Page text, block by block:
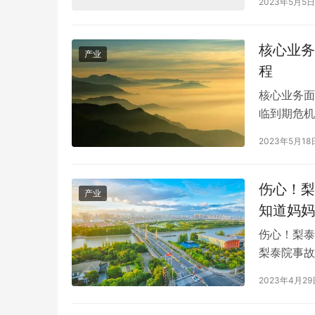
产业
核心业
程
核心业务
临到期危
0.25%)
2023年5月18
产业
伤心！
知道妈
伤心！梨
梨泰院事
之中。我
2023年4月29